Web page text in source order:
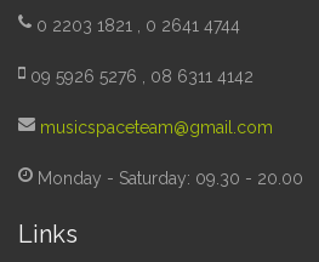
0 2203 1821 , 0 2641 4744
09 5926 5276 , 08 6311 4142
musicspaceteam@gmail.com
Monday - Saturday: 09.30 - 20.00
Links